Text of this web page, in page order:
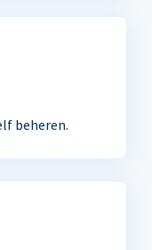
beheren.